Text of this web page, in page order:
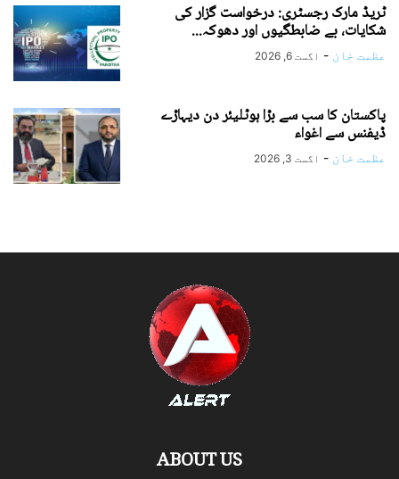
ٹریڈ مارک رجسٹری: درخواست گزار کی
شکایات، بے ضابطگیوں اور دھوکہ...
عظمت خان - اگست 6, 2026
پاکستان کا سب سے بڑا ہوٹلیئر دن دیہاڑے
ڈیفنس سے اغواء
عظمت خان - اگست 3, 2026
ABOUT US